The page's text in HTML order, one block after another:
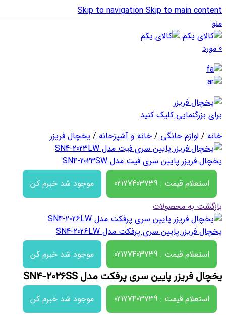
Skip to navigationSkip to main content
منو
0 مورد
برای بزرگنمایی کلیک کنید
خانه/ لوازم خانگی/ خانه و آشپزخانه/ یخچال فریزر
یخچال فریزر پایین سری فیت مدل SN4-2023SW
استعلام قیمت : 02177403739
موجود شد خبرم کن
بازگشت به محصولات
یخچال فریزر پایین سری پرفکت مدل SN4-2026LW
استعلام قیمت : 02177403739
موجود شد خبرم کن
یخچال فریزر پایین سری پرفکت مدل SN۴-۲۰۲۶SS
استعلام قیمت : 02177403739
موجود شد خبرم کن